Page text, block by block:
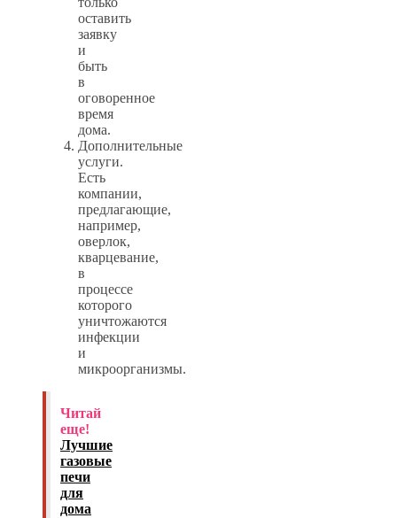
оставить
заявку
и
быть
в
оговоренное
время
дома.
Дополнительные
услуги.
Есть
компании,
предлагающие,
например,
оверлок,
кварцевание,
в
процессе
которого
уничтожаются
инфекции
и
микроорганизмы.
Читай
еще!
Лучшие
газовые
печи
для
дома